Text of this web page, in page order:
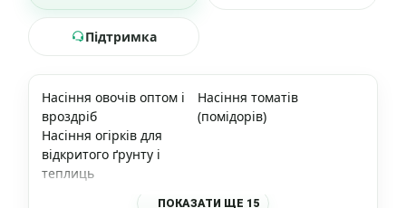
Підтримка
Насіння овочів оптом і
вроздріб
Насіння томатів
(помідорів)
Насіння огірків для
відкритого ґрунту і
теплиць
ПОКАЗАТИ ЩЕ 15